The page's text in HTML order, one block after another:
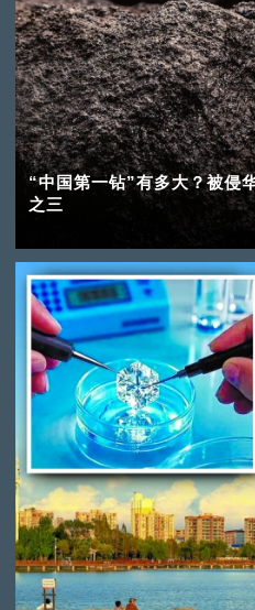
“中国第一钻”有多大？被侵
之三